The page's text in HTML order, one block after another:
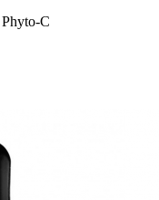
Phyto-C